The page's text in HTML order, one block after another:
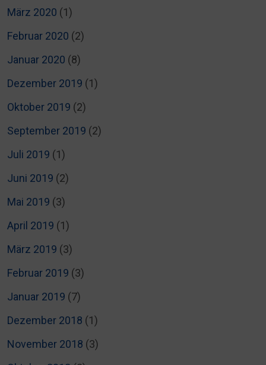
März 2020 (1)
Februar 2020 (2)
Januar 2020 (8)
Dezember 2019 (1)
Oktober 2019 (2)
September 2019 (2)
Juli 2019 (1)
Juni 2019 (2)
Mai 2019 (3)
April 2019 (1)
März 2019 (3)
Februar 2019 (3)
Januar 2019 (7)
Dezember 2018 (1)
November 2018 (3)